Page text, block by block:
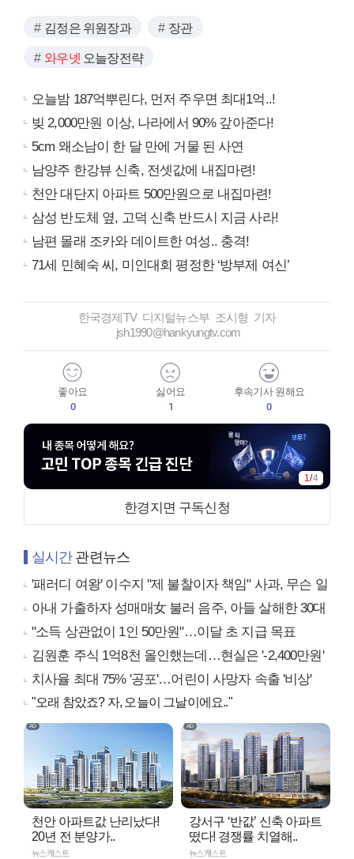
김정은 위원장과 장관
와우넷 오늘장전략
오늘밤 187억뿌린다, 먼저 주우면 최대1억..!
빚 2,000만원 이상, 나라에서 90% 갚아준다!
5cm 왜소남이 한 달 만에 거물 된 사연
남양주 한강뷰 신축, 전셋값에 내집마련!
천안 대단지 아파트 500만원으로 내집마련!
삼성 반도체 옆, 고덕 신축 반드시 지금 사라!
남편 몰래 조카와 데이트한 여성.. 충격!
71세 민혜숙 씨, 미인대회 평정한 ‘방부제 여신’
한국경제TV 디지털뉴스부 조시형 기자
jsh1990@hankyungtv.com
좋아요
0
싫어요
1
후속기사 원해요
0
1/4
한경지면 구독신청
실시간관련뉴스
'패러디 여왕' 이수지 "제 불찰이자 책임" 사과, 무슨 일
아내 가출하자 성매매女 불러 음주, 아들 살해한 30대
"소득 상관없이 1인 50만원"…이달 초 지급 목표
김원훈 주식 1억8천 올인했는데…현실은 '-2,400만원'
치사율 최대 75% '공포'…어린이 사망자 속출 '비상'
"오래 참았죠? 자, 오늘이 그날이에요.."
천안 아파트값 난리났다!
20년 전 분양가..
뉴스캐스트
강서구 ‘반값’ 신축 아파트
떴다! 경쟁률 치열해..
뉴스캐스트